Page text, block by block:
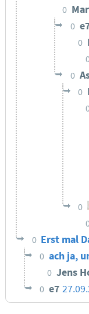
0
0
0
0
0
0
0 Erst mal
0 ach ja,
0 Jens
0 e7